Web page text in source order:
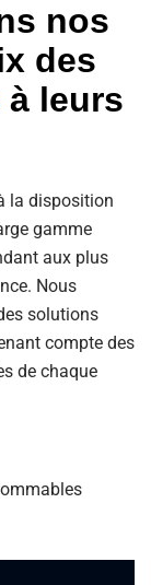
nos
des
à leurs
la disposition
gamme
aux plus
Nous
solutions
compte des
de chaque